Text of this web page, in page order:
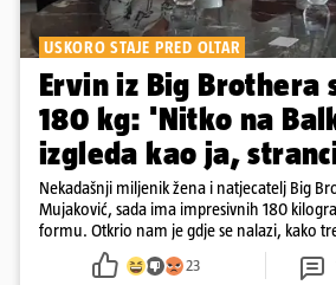
USKORO STAJE PRED OLTAR
Ervin iz Big Brothera
180 kg: 'Nitko na
izgleda kao ja,
Nekadašnji miljenik žena i natjecatelj Big
Mujaković, sada ima impresivnih 180
formu. Otkrio nam je gdje se nalazi, kako
23